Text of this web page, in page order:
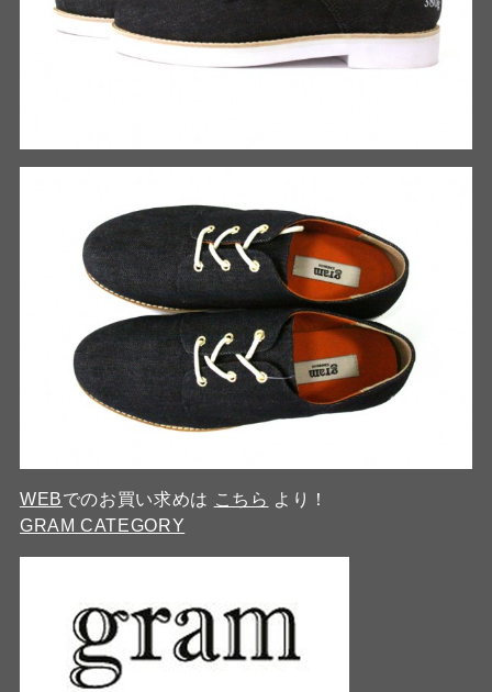
WEBでのお買い求めは こちら より！
GRAM CATEGORY